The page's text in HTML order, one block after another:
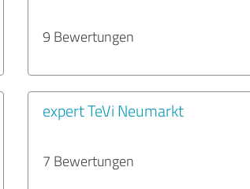
9 Bewertungen
expert TeVi Neumarkt
7 Bewertungen